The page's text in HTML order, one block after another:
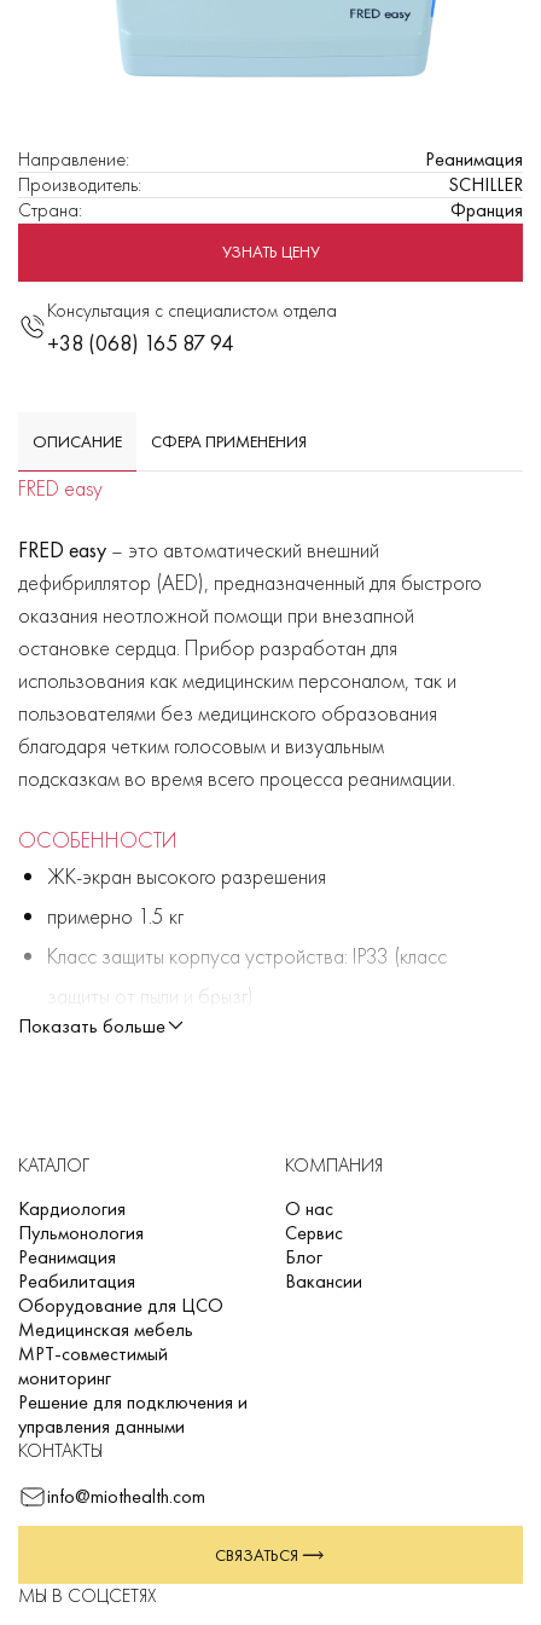
УЗНАТЬ ЦЕНУ
Консультация с специалистом отдела
+38 (068) 165 87 94
Направление:
Реанимация
Производитель:
SCHILLER
Страна: Франция
ОПИСАНИЕ СФЕРА ПРИМЕНЕНИЯ
FRED easy
FRED easy – это автоматический внешний
дефибриллятор (AED), предназначенный для быстрого
оказания неотложной помощи при внезапной
остановке сердца. Прибор разработан для
использования как медицинским персоналом, так и
пользователями без медицинского образования
благодаря четким голосовым и визуальным
подсказкам во время всего процесса реанимации.
ОСОБЕННОСТИ
ЖК-экран высокого разрешения
примерно 1.5 кг
Класс защиты корпуса устройства: IP33 (класс
защиты от пыли и брызг)
Защита пациента: тип BF, устойчивость к
Подходит как для профессионалов, так и для
людей, прошедших базовую подготовку, по
оказанию первой помощи и СЛР
Записываемые данные: Регистрация сигнала ЭКГ (2
часа), регистрация окружающих шумов (2 часа),
регистрация событий (500 событий)
Показать больше
КАТАЛОГ
Кардиология
Пульмонология
Реанимация
Реабилитация
Оборудование для ЦСО
Медицинская мебель
МРТ-совместимый
мониторинг
Решение для подключения и
управления данными
КОМПАНИЯ
О нас
Сервис
Блог
Вакансии
КОНТАКТЫ
info@miothealth.com
СВЯЗАТЬСЯ
МЫ В СОЦСЕТЯХ